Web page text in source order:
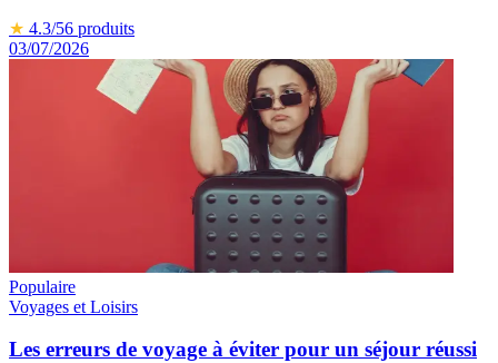
★ 4.3/56 produits
03/07/2026
Populaire
Voyages et Loisirs
Les erreurs de voyage à éviter pour un séjour réussi